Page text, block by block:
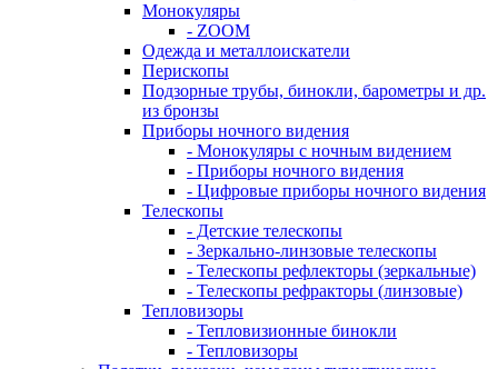
Монокуляры
- ZOOM
Одежда и металлоискатели
Перископы
Подзорные трубы, бинокли, барометры и др.
из бронзы
Приборы ночного видения
- Монокуляры с ночным видением
- Приборы ночного видения
- Цифровые приборы ночного видения
Телескопы
- Детские телескопы
- Зеркально-линзовые телескопы
- Телескопы рефлекторы (зеркальные)
- Телескопы рефракторы (линзовые)
Тепловизоры
- Тепловизионные бинокли
- Тепловизоры